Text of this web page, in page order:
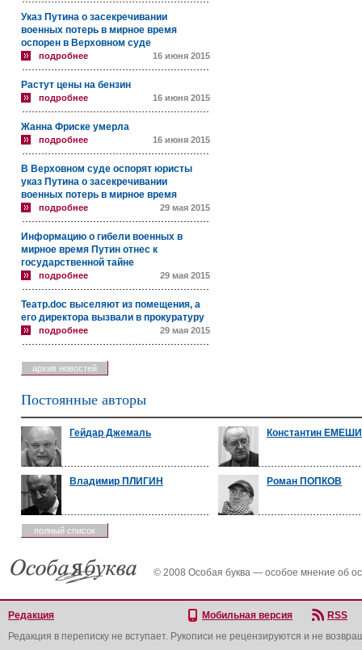
Указ Путина о засекречивании
военных потерь в мирное время
оспорен в Верховном суде
подробнее 16 июня 2015
Растут цены на бензин
подробнее 16 июня 2015
Жанна Фриске умерла
подробнее 16 июня 2015
В Верховном суде оспорят юристы
указ Путина о засекречивании
военных потерь в мирное время
подробнее 29 мая 2015
Информацию о гибели военных в
мирное время Путин отнес к
государственной тайне
подробнее 29 мая 2015
Театр.doc выселяют из помещения, а
его директора вызвали в прокуратуру
подробнее 29 мая 2015
архив новостей
Постоянные авторы
Гейдар Джемаль Константин
Владимир ПЛИГИН Роман ПОПКОВ
полный список
© 2008 Особая буква — особое мнение об
Редакция Мобильная версия
RSS
Редакция в переписку не вступает. Рукописи не рецензируются и не